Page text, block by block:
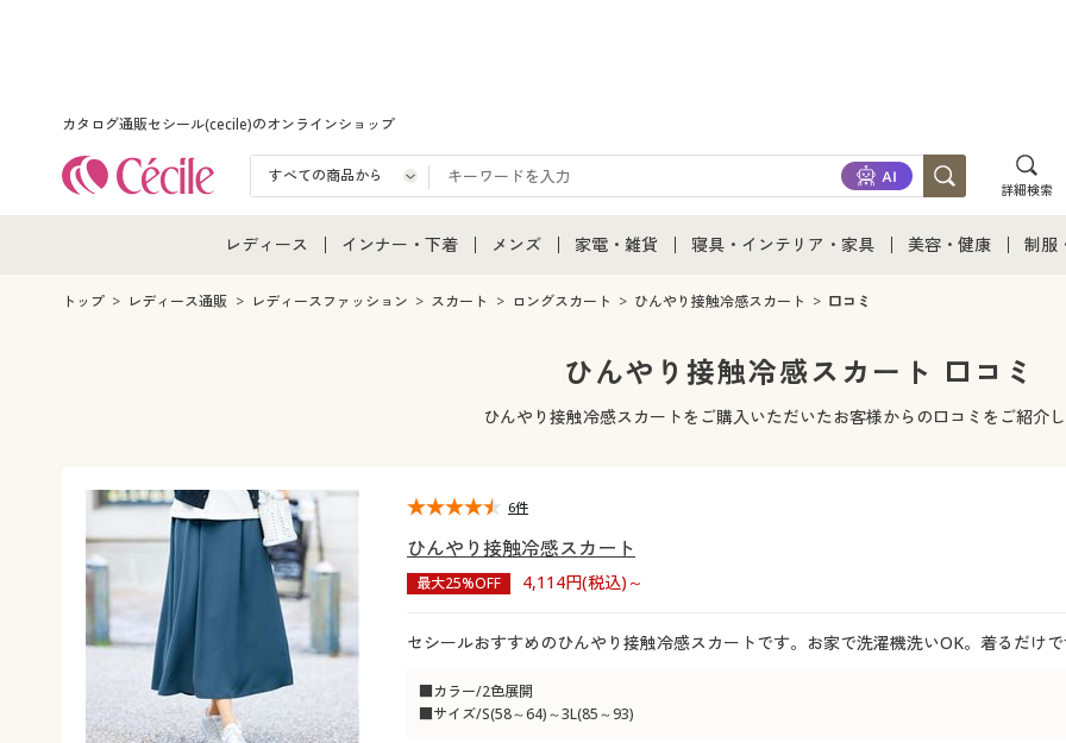
カタログ通販セシール(cecile)のオンラインショップ
詳細検索
レディース
レディース通販すべて
インナー・下着
インナー・下着通販すべて
メンズ
メンズ通販すべて
メンズファッション
メンズ下着
家電・雑貨
家電・雑貨すべて
家電
キッチン・雑貨・日用品
寝具・インテリア・家具
寝具・インテリア・家具通販すべて
家具・収納
寝具・ベッド
美容・健康
美容・健康・サプリ
制服
ジュ
トップ レディース通販 レディースファッション スカート ロングスカート ひんやり接触冷感スカート 口コミ
ひんやり接触冷感スカート 口コミ
ひんやり接触冷感スカートをご購入いただいたお客様からの口コミをご紹介し
ひんやり接触冷感スカート
最大25%OFF 4,114円(税込)～
セシールおすすめのひんやり接触冷感スカートです。お家で洗濯機洗いOK。着るだけ
■カラー/2色展開
■サイズ/S(58～64)～3L(85～93)
6件